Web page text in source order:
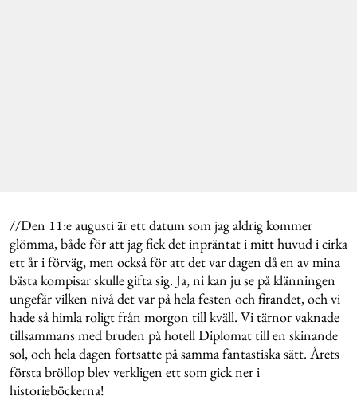
//Den 11:e augusti är ett datum som jag aldrig kommer
glömma, både för att jag fick det inpräntat i mitt huvud i cirka
ett år i förväg, men också för att det var dagen då en av mina
bästa kompisar skulle gifta sig. Ja, ni kan ju se på klänningen
ungefär vilken nivå det var på hela festen och firandet, och vi
hade så himla roligt från morgon till kväll. Vi tärnor vaknade
tillsammans med bruden på hotell Diplomat till en skinande
sol, och hela dagen fortsatte på samma fantastiska sätt. Årets
första bröllop blev verkligen ett som gick ner i
historieböckerna!